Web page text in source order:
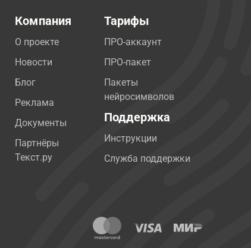
Компания
О проекте
Новости
Блог
Реклама
Документы
Партнёры
Текст.ру
Тарифы
ПРО-аккаунт
ПРО-пакет
Пакеты
нейросимволов
Поддержка
Инструкции
Служба поддержки